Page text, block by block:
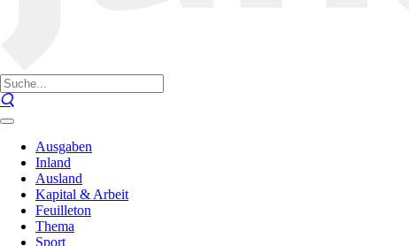
Ausgaben
Inland
Ausland
Kapital & Arbeit
Feuilleton
Thema
Sport